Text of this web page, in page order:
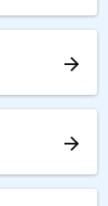
arrow_forward
arrow_forward